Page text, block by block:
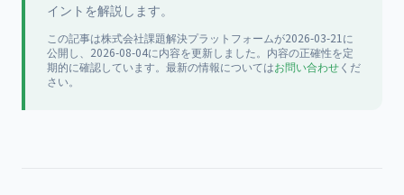
イントを解説します。
この記事は株式会社課題解決プラットフォームが2026-03-21 に
公開し、2026-08-04に内容を更新しました。内容の正確性を定
期的に確認しています。最新の情報についてはお問い合わせくだ
さい。